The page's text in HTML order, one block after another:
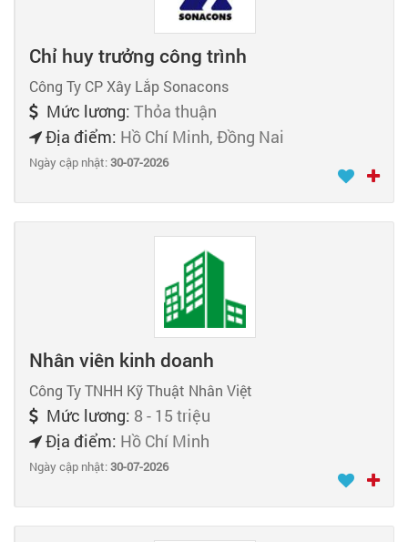
Chỉ huy trưởng công trình
Công Ty CP Xây Lắp Sonacons
Mức lương: Thỏa thuận
Địa điểm: Hồ Chí Minh, Đồng Nai
Ngày cập nhật:30-07-2026
Nhân viên kinh doanh
Công Ty TNHH Kỹ Thuật Nhân Việt
Mức lương: 8 - 15 triệu
Địa điểm: Hồ Chí Minh
Ngày cập nhật:30-07-2026